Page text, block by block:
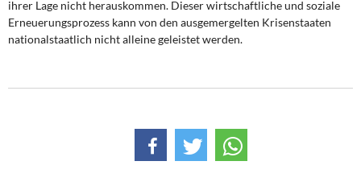
ihrer Lage nicht herauskommen. Dieser wirtschaftliche und soziale
Erneuerungsprozess kann von den ausgemergelten Krisenstaaten
nationalstaatlich nicht alleine geleistet werden.